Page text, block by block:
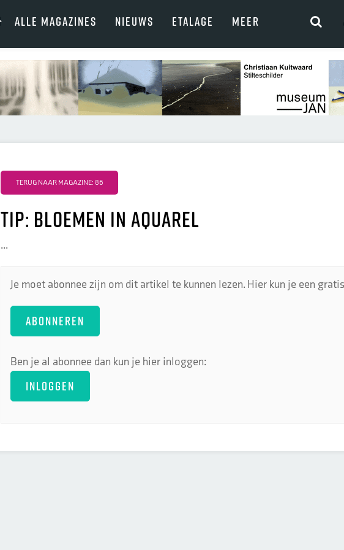
ALLE MAGAZINES NIEUWS ETALAGE MEER
TERUG NAAR MAGAZINE: 86
Tip: bloemen in aquarel
...
Je moet abonnee zijn om dit artikel te kunnen lezen. Hier kun je een
ABONNEREN
Ben je al abonnee dan kun je hier inloggen:
INLOGGEN